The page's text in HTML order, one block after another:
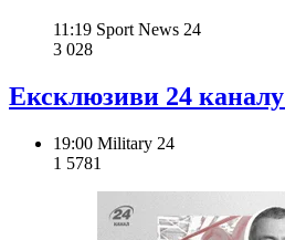
11:19 Sport News 24
3 028
Ексклюзиви 24 каналу
19:00 Military 24
1 5781